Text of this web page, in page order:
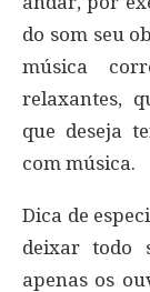
do som seu
música
relaxantes,
que deseja
com música.
Dica de
deixar todo
apenas os